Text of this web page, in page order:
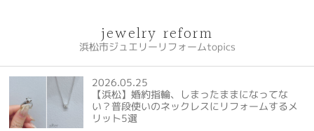
jewelry reform
浜松市ジュエリーリフォームtopics
2026.05.25
【浜松】婚約指輪、しまったままになってな
い？普段使いのネックレスにリフォームするメ
リット5選